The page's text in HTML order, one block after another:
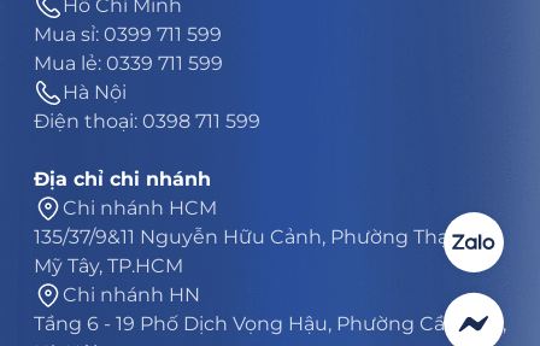
Hồ Chí Minh
Mua sỉ: 0399 711 599
Mua lẻ: 0339 711 599
Hà Nội
Điện thoại: 0398 711 599
Địa chỉ chi nhánh
Chi nhánh HCM
135/37/9&11 Nguyễn Hữu Cảnh, Phường Thạnh
Mỹ Tây, TP.HCM
Chi nhánh HN
Tầng 6 - 19 Phố Dịch Vọng Hậu, Phường Cầu Giấy,